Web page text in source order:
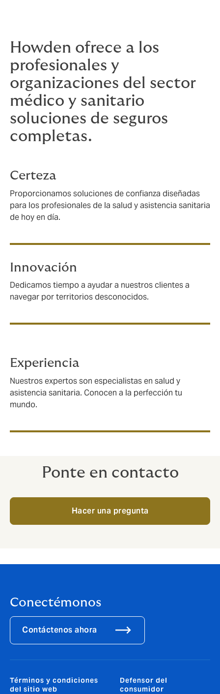
Howden ofrece a los
profesionales y
organizaciones del sector
médico y sanitario
soluciones de seguros
completas.
Certeza
Proporcionamos soluciones de confianza diseñadas
para los profesionales de la salud y asistencia sanitaria
de hoy en día.
Innovación
Dedicamos tiempo a ayudar a nuestros clientes a
navegar por territorios desconocidos.
Experiencia
Nuestros expertos son especialistas en salud y
asistencia sanitaria. Conocen a la perfección tu
mundo.
Ponte en contacto
Hacer una pregunta
Conectémonos
Contáctenos ahora
Términos y condiciones
del sitio web
Defensor del
consumidor